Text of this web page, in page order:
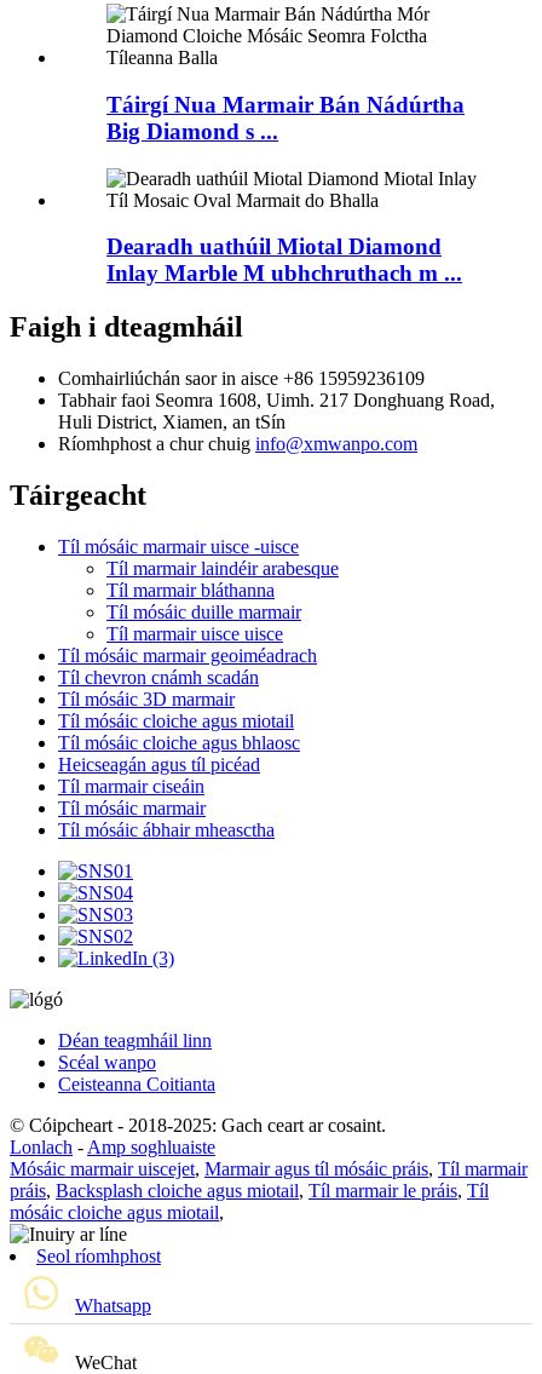
Táirgí Nua Marmair Bán Nádúrtha
Big Diamond s ...
Dearadh uathúil Miotal Diamond
Inlay Marble M ubhchruthach m ...
Faigh i dteagmháil
Comhairliúchán saor in aisce +86 15959236109
Tabhair faoi Seomra 1608, Uimh. 217 Donghuang Road,
Huli District, Xiamen, an tSín
Ríomhphost a chur chuig info@xmwanpo.com
Táirgeacht
Tíl mósáic marmair uisce -uisce
Tíl marmair laindéir arabesque
Tíl marmair bláthanna
Tíl mósáic duille marmair
Tíl marmair uisce uisce
Tíl mósáic marmair geoiméadrach
Tíl chevron cnámh scadán
Tíl mósáic 3D marmair
Tíl mósáic cloiche agus miotail
Tíl mósáic cloiche agus bhlaosc
Heicseagán agus tíl picéad
Tíl marmair ciseáin
Tíl mósáic marmair
Tíl mósáic ábhair mheasctha
Déan teagmháil linn
Scéal wanpo
Ceisteanna Coitianta
© Cóipcheart - 2018-2025: Gach ceart ar cosaint.
Lonlach - Amp soghluaiste
Mósáic marmair uiscejet, Marmair agus tíl mósáic práis, Tíl marmair
práis, Backsplash cloiche agus miotail, Tíl marmair le práis, Tíl
mósáic cloiche agus miotail,
Seol ríomhphost
Whatsapp
WeChat